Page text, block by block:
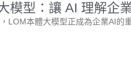
模型：讓 AI 理解企
LOM本體大模型正成為企業AI